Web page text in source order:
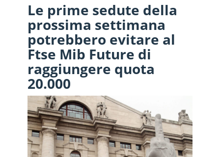
Le prime sedute della
prossima settimana
potrebbero evitare al
Ftse Mib Future di
raggiungere quota
20.000